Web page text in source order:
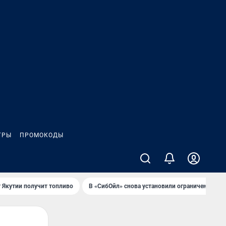
ПРОМОКОДЫ
получит топливо В «СибОйл» снова установили ограничения